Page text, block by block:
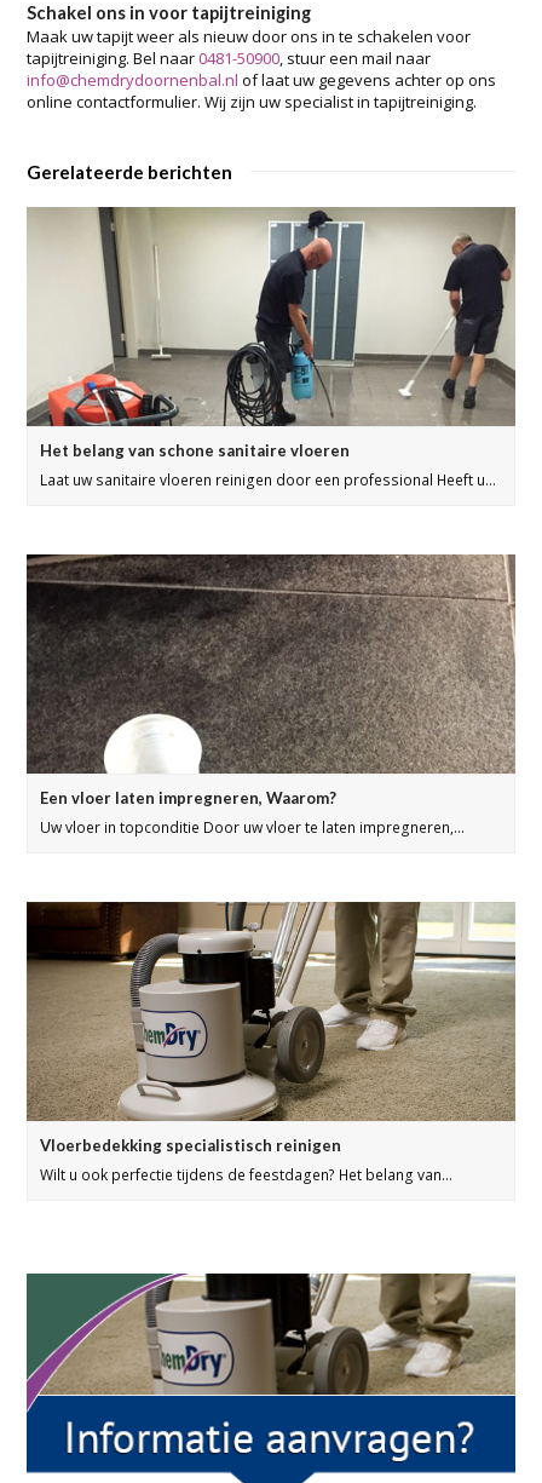
Schakel ons in voor tapijtreiniging
Maak uw tapijt weer als nieuw door ons in te schakelen voor
tapijtreiniging. Bel naar0481-50900 , stuur een mail naar
info@chemdrydoornenbal.nl of laat uw gegevens achter op ons
online contactformulier. Wij zijn uw specialist in tapijtreiniging.
Gerelateerde berichten
Het belang van schone sanitaire vloeren
Laat uw sanitaire vloeren reinigen door een professional Heeft u…
Een vloer laten impregneren, Waarom?
Uw vloer in topconditie Door uw vloer te laten impregneren,…
Vloerbedekking specialistisch reinigen
Wilt u ook perfectie tijdens de feestdagen? Het belang van…